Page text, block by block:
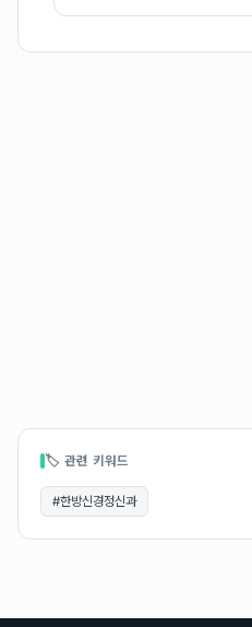
🏷 관련 키워드
#한방신경정신과